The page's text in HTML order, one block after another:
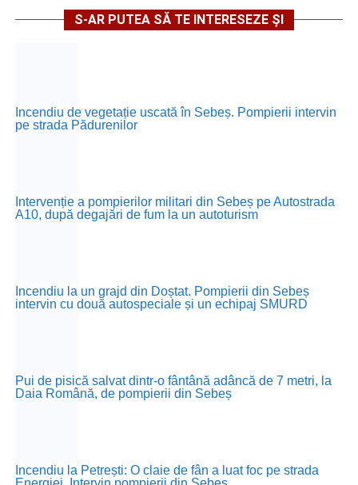
S-AR PUTEA SĂ TE INTERESEZE ȘI
Incendiu de vegetație uscată în Sebeș. Pompierii intervin
pe strada Pădurenilor
Intervenție a pompierilor militari din Sebeș pe Autostrada
A10, după degajări de fum la un autoturism
Incendiu la un grajd din Doștat. Pompierii din Sebeș
intervin cu două autospeciale și un echipaj SMURD
Pui de pisică salvat dintr-o fântână adâncă de 7 metri, la
Daia Română, de pompierii din Sebeș
Incendiu la Petrești: O claie de fân a luat foc pe strada